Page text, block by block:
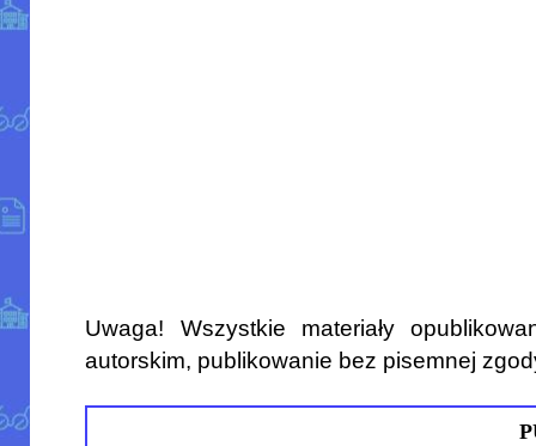
Uwaga! Wszystkie materiały
autorskim, publikowanie bez pisemnej